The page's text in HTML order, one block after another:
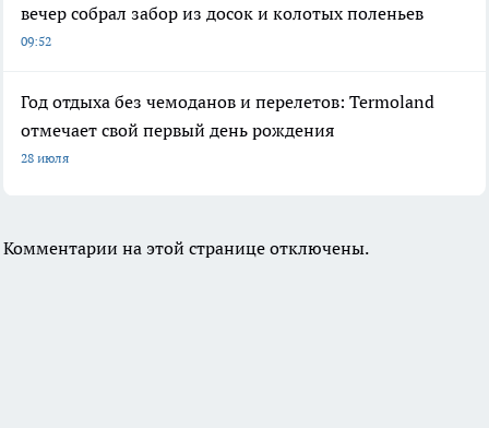
вечер собрал забор из досок и колотых поленьев
09:52
Год отдыха без чемоданов и перелетов: Termoland
отмечает свой первый день рождения
28 июля
Комментарии на этой странице отключены.